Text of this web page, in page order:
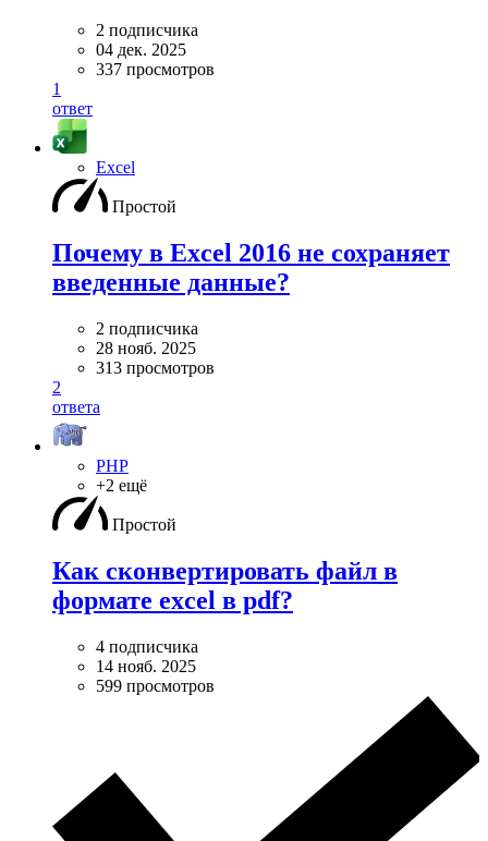
2 подписчика
04 дек. 2025
337 просмотров
1
ответ
Excel
Простой
Почему в Excel 2016 не сохраняет
введенные данные?
2 подписчика
28 нояб. 2025
313 просмотров
2
ответа
PHP
+2 ещё
Простой
Как сконвертировать файл в
формате excel в pdf?
4 подписчика
14 нояб. 2025
599 просмотров